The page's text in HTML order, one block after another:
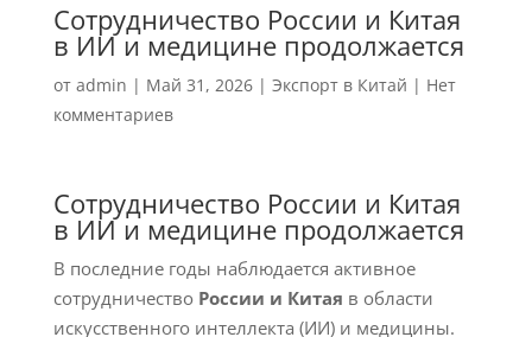
Сотрудничество России и Китая
в ИИ и медицине продолжается
от admin | Май 31, 2026| Экспорт в Китай | Нет
комментариев
Сотрудничество России и Китая
в ИИ и медицине продолжается
В последние годы наблюдается активное
сотрудничество России и Китая в области
искусственного интеллекта (ИИ) и медицины.